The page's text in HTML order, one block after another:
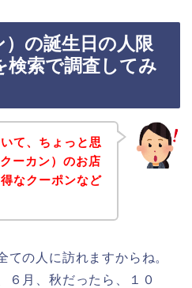
の誕生日の人限
検索で調査してみ
て、ちょっと思
ーカン）のお店
なクーポンなど
ての人に訪れますからね。
６月、秋だったら、１０